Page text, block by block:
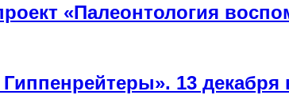
«Палеонтология
13